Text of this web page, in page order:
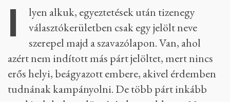
I
lyen alkuk, egyeztetések után tizenegy
választókerületben csak egy jelölt neve
szerepel majd a szavazólapon. Van, ahol
azért nem indított más párt jelöltet, mert nincs
erős helyi, beágyazott embere, akivel érdemben
tudnának kampányolni. De több párt inkább